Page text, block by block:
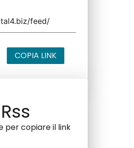
COPIA LINK
per copiare il link